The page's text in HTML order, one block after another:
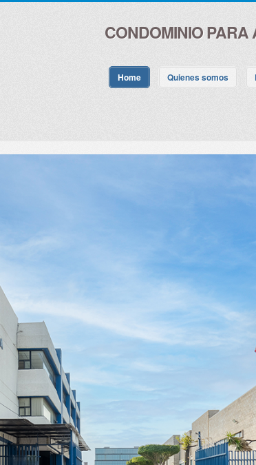
CONDOMINIO PARA
Home Quienes somos